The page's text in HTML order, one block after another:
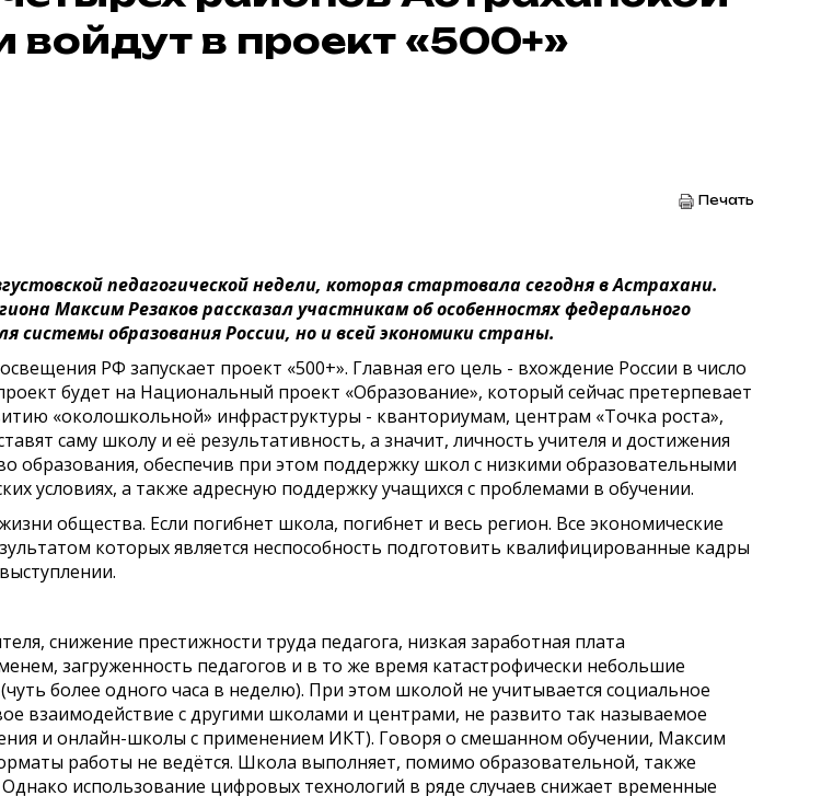
войдут в проект «500+»
Печать
педагогической недели, которая стартовала сегодня в Астрахани.
Максим Резаков рассказал участникам об особенностях федерального
системы образования России, но и всей экономики страны.
РФ запускает проект «500+». Главная его цель - вхождение России в число
будет на Национальный проект «Образование», который сейчас претерпевает
«околошкольной» инфраструктуры - кванториумам, центрам «Точка роста»,
саму школу и её результативность, а значит, личность учителя и достижения
образования, обеспечив при этом поддержку школ с низкими образовательными
условиях, а также адресную поддержку учащихся с проблемами в обучении.
общества. Если погибнет школа, погибнет и весь регион. Все экономические
которых является неспособность подготовить квалифицированные кадры
снижение престижности труда педагога, низкая заработная плата
загруженность педагогов и в то же время катастрофически небольшие
более одного часа в неделю). При этом школой не учитывается социальное
взаимодействие с другими школами и центрами, не развито так называемое
и онлайн-школы с применением ИКТ). Говоря о смешанном обучении, Максим
работы не ведётся. Школа выполняет, помимо образовательной, также
использование цифровых технологий в ряде случаев снижает временные